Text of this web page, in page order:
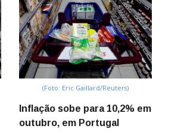
(Foto: Eric Gaillard/Reuters)
Inflação sobe para 10,2% em
outubro, em Portugal